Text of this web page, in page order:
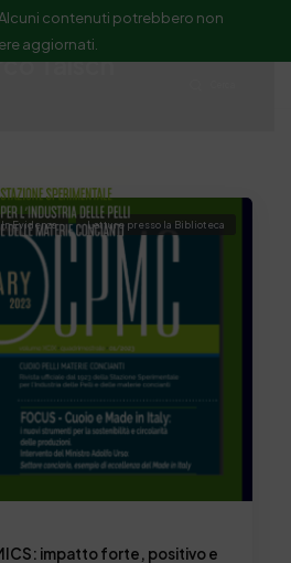
contenuti potrebbero non
aggiornati.
Taisch
In Evidenza Letture presso la Biblioteca
impatto forte, positivo e